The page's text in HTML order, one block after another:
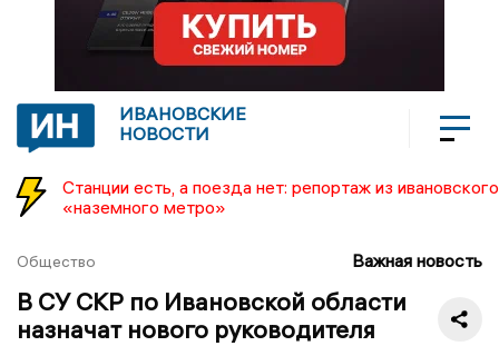
ИВАНОВСКИЕ
НОВОСТИ
Станции есть, а поезда нет: репортаж из ивановского
«наземного метро»
Общество Важная новость
В СУ СКР по Ивановской области
назначат нового руководителя